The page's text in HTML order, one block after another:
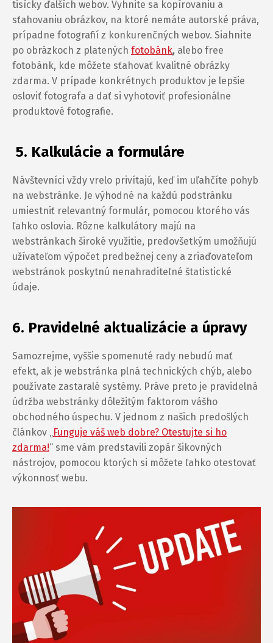
tisícky ďalších webov. Vyhnite sa kopírovaniu a
sťahovaniu obrázkov, na ktoré nemáte autorské práva,
prípadne fotografií z konkurenčných webov. Siahnite
po obrázkoch z platených fotobánk, alebo free
fotobánk, kde môžete sťahovať kvalitné obrázky
zdarma. V prípade konkrétnych produktov je lepšie
osloviť fotografa a dať si vyhotoviť profesionálne
produktové fotografie.
5. Kalkulácie a formuláre
Návštevníci vždy vrelo privítajú, keď im uľahčíte pohyb
na webstránke. Je výhodné na každú podstránku
umiestniť relevantný formulár, pomocou ktorého vás
ľahko oslovia. Rôzne kalkulátory majú na
webstránkach široké využitie, predovšetkým umožňujú
užívateľom výpočet predbežnej ceny a zriaďovateľom
webstránok poskytnú nenahraditeľné štatistické
údaje.
6. Pravidelné aktualizácie a úpravy
Samozrejme, vyššie spomenuté rady nebudú mať
efekt, ak je webstránka plná technických chýb, alebo
používate zastaralé systémy. Práve preto je pravidelná
údržba webstránky dôležitým faktorom vášho
obchodného úspechu. V jednom z našich predošlých
článkov „Funguje váš web dobre? Otestujte si ho
zdarma!“ sme vám predstavili zopár šikovných
nástrojov, pomocou ktorých si môžete ľahko otestovať
výkonnosť webu.